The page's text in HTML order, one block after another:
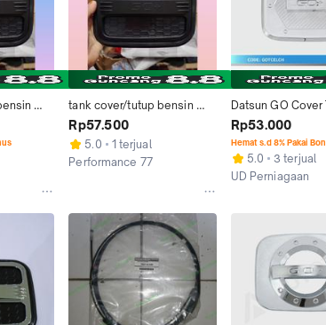
tank cover/tutup bensin
mobil datsun go hitam
Rp57.500
5.0
1 terjual
Performance 77
Datsun GO Cover
Bensin JSL/Tank
Elegant Chrome C
Rp53.000
Hemat s.d 8% Pakai
5.0
3 terjual
UD Perniagaan